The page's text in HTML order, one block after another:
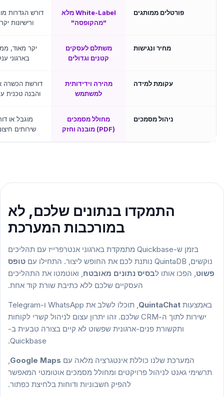
פורטלים ממותגים
White-Label מלא
"מהקופסה"
דורש הגדרות
ורישיונות
מחיר ונגישות
משתלם לעסקים
קטנים וגדולים
יקר מאוד,
בארגוני
עקומת למידה
מהירה וידידותית
למשתמש
דורשת הכשרה
והבנה טכנית
ניהול מסמכים
מחולל מסמכים
(PDF) מובנה וחזק
מוגבל או
שירותים
התמקדו בנתונים שלכם, לא
במורכבות המערכת
בזמן ש-Quickbase מתמקדת בארגוני אנטרפרייז עם תהליכים
נוקשים, QuintaDB נותנת לכם את החופש ליצור. התחילו עם
טופס
פשוט, הפכו אותו לבסיס נתונים מאובטח, ואוטמטו את התהליכים
העסקיים שלכם ללא כתיבת שורת קוד אחת.
באמצעות QuintaChat
, תוכלו לשלב את WhatsApp ו-Telegram
ישירות לתוך ה-CRM שלכם. זהו יתרון עצום לניהול קשרי לקוחות
ותקשורת פנים-ארגונית שפשוט לא קיים בצורה טבעית ב-
Quickbase.
המערכת שלנו כוללת אינטגרציה מלאה עם Google Maps
,
תרשימי גאנט לניהול פרויקטים ומחולל מסמכים אוטומטי המאפשר
להפיק חשבוניות ודוחות בלחיצת כפתור.